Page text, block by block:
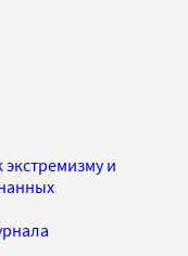
и